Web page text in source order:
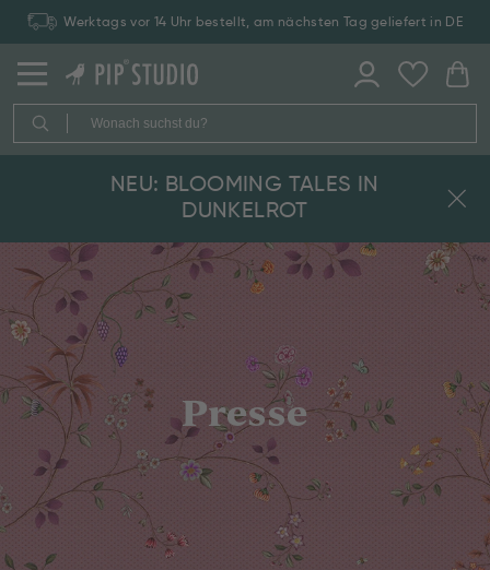
Werktags vor 14 Uhr bestellt, am nächsten Tag geliefert in DE
NEU: BLOOMING TALES IN
DUNKELROT
Presse